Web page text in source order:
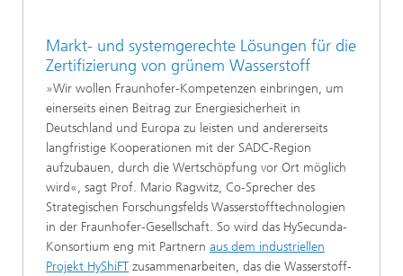
Markt- und systemgerechte Lösungen für die
Zertifizierung von grünem Wasserstoff
»Wir wollen Fraunhofer-Kompetenzen einbringen, um
einerseits einen Beitrag zur Energiesicherheit in
Deutschland und Europa zu leisten und andererseits
langfristige Kooperationen mit der SADC-Region
aufzubauen, durch die Wertschöpfung vor Ort möglich
wird«, sagt Prof. Mario Ragwitz, Co-Sprecher des
Strategischen Forschungsfelds Wasserstofftechnologien
in der Fraunhofer-Gesellschaft. So wird das HySecunda-
Konsortium eng mit Partnern aus dem industriellen
Projekt HyShiFT zusammenarbeiten, das die Wasserstoff-